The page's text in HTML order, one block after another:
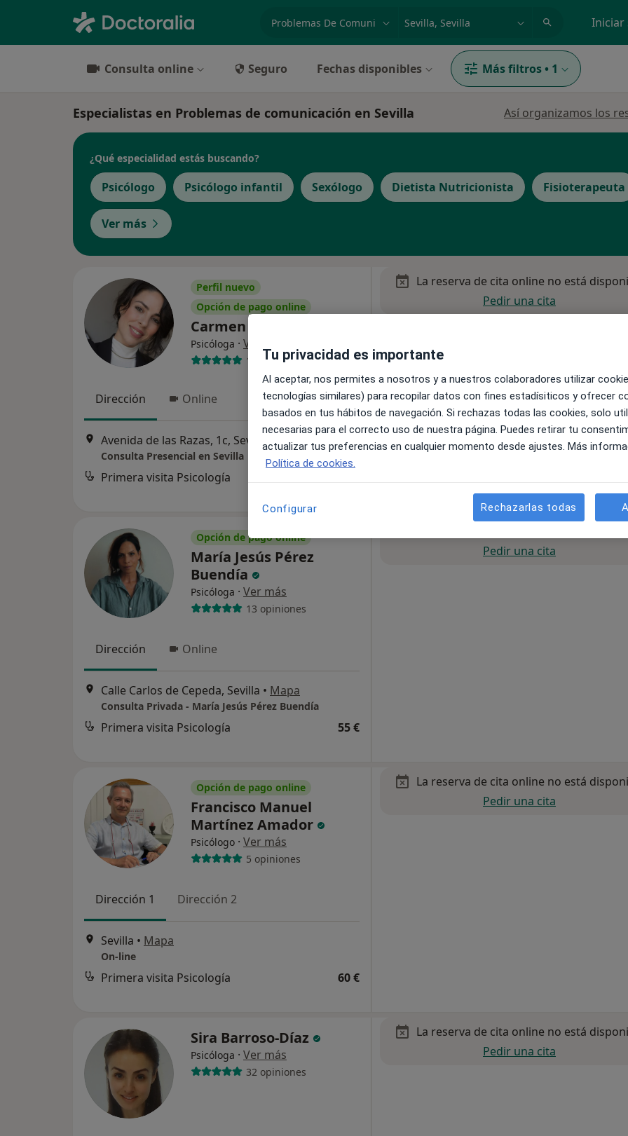
Iniciar
Consulta online Seguro Fechas disponibles Más filtros • 1
Especialistas en Problemas de comunicación en Sevilla Así organizamos los
¿Qué especialidad estás buscando?
Psicólogo Psicólogo infantil Sexólogo Dietista Nutricionista Fisioterapeuta
Ver más
Perfil nuevo
Opción de pago online
Carmen Palma
Psicóloga · Ver más
10 opiniones
Dirección Online
Avenida de las Razas, 1c, Sevilla Mapa
Consulta Presencial en Sevilla
Primera visita Psicología
La reserva de cita online no está
Pedir una cita
Opción de pago online
María Jesús Pérez
Buendía
Psicóloga · Ver más
13 opiniones
Dirección Online
Calle Carlos de Cepeda, Sevilla • Mapa
Consulta Privada - María Jesús Pérez Buendía
Primera visita Psicología 55 €
Pedir una cita
Opción de pago online
Francisco Manuel
Martínez Amador
Psicólogo · Ver más
5 opiniones
Dirección 1 Dirección 2
Sevilla • Mapa
On-line
Primera visita Psicología 60 €
La reserva de cita online no está
Pedir una cita
Sira Barroso-Díaz
Psicóloga · Ver más
32 opiniones
La reserva de cita online no está
Pedir una cita
Tu privacidad es importante
Al aceptar, nos permites a nosotros y a nuestros colaboradores utilizar
tecnologías similares) para recopilar datos con fines estadísiticos y ofrecer
basados en tus hábitos de navegación. Si rechazas todas las cookies, solo
necesarias para el correcto uso de nuestra página. Puedes retirar tu
actualizar tus preferencias en cualquier momento desde ajustes. Más
Política de cookies.
Configurar Rechazarlas todas